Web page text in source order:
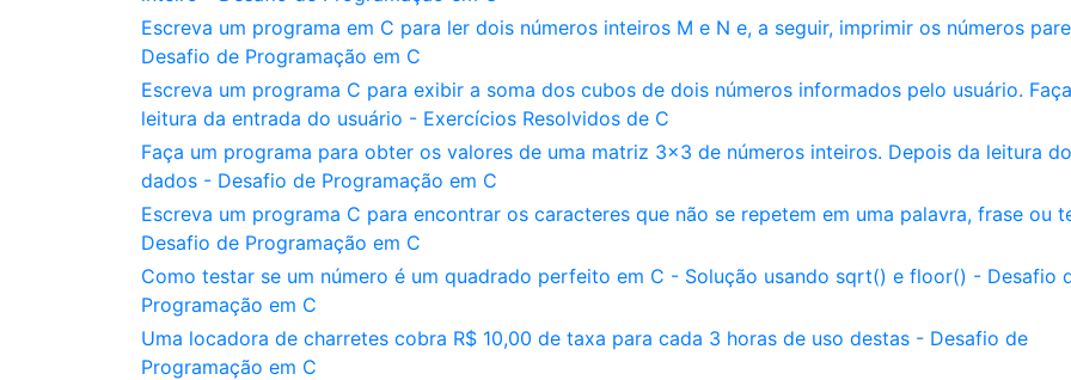
Escreva um programa em C para ler dois números inteiros M e N e, a seguir, imprimir os números
Desafio de Programação em C
Escreva um programa C para exibir a soma dos cubos de dois números informados pelo usuário.
leitura da entrada do usuário - Exercícios Resolvidos de C
Faça um programa para obter os valores de uma matriz 3x3 de números inteiros. Depois da leitura
dados - Desafio de Programação em C
Escreva um programa C para encontrar os caracteres que não se repetem em uma palavra, frase ou
Desafio de Programação em C
Como testar se um número é um quadrado perfeito em C - Solução usando sqrt() e floor() - Desafio
Programação em C
Uma locadora de charretes cobra R$ 10,00 de taxa para cada 3 horas de uso destas - Desafio de
Programação em C